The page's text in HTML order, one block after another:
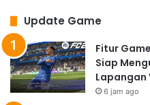
Update Game
Fitur
Siap
Lapangan
6 jam ago